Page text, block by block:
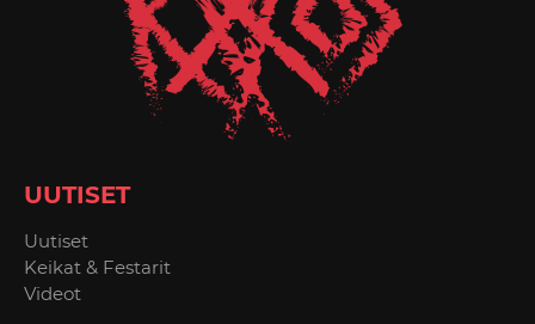
UUTISET
Uutiset
Keikat & Festarit
Videot